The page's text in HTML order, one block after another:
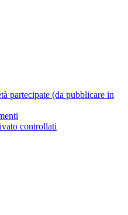
partecipate (da pubblicare in
controllati